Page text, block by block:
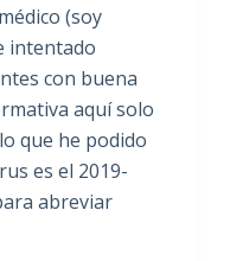
(soy
intentado
con buena
aquí solo
que he podido
es el 2019-
abreviar